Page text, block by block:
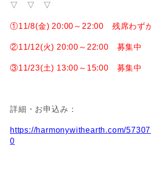
▽ ▽ ▽
①11/8(金) 20:00～22:00 残席わずか
②11/12(火) 20:00～22:00 募集中
③11/23(土) 13:00～15:00 募集中
詳細・お申込み：
https://harmonywithearth.com/
0